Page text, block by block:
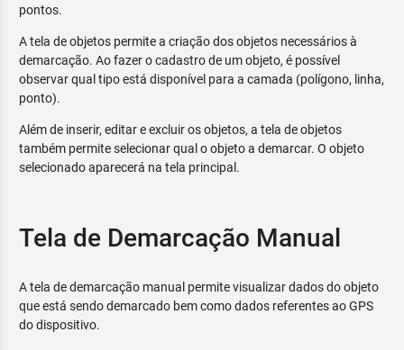
pontos.
A tela de objetos permite a criação dos objetos necessários à
demarcação. Ao fazer o cadastro de um objeto, é possível
observar qual tipo está disponível para a camada (polígono, linha,
ponto).
Além de inserir, editar e excluir os objetos, a tela de objetos
também permite selecionar qual o objeto a demarcar. O objeto
selecionado aparecerá na tela principal.
Tela de Demarcação Manual
A tela de demarcação manual permite visualizar dados do objeto
que está sendo demarcado bem como dados referentes ao GPS
do dispositivo.